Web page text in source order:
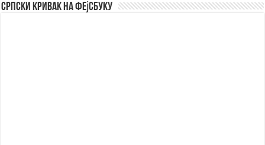
Српски Кривак на Фејсбуку